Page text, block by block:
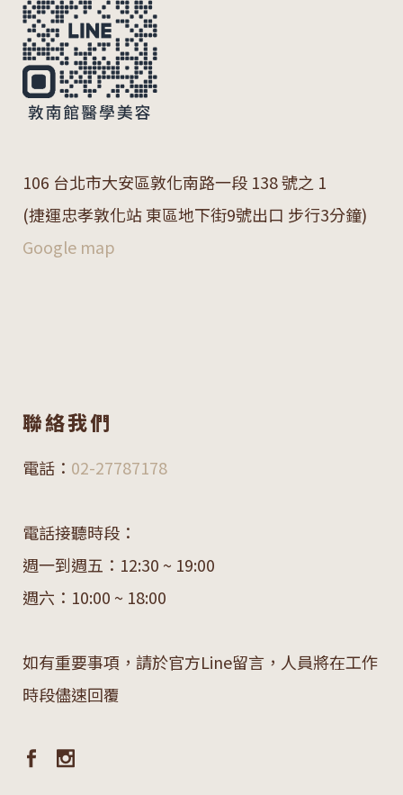
106 台北市大安區敦化南路一段 138 號之 1
(捷運忠孝敦化站 東區地下街9號出口 步行3分鐘)
Google map
聯絡我們
電話： 02-27787178
電話接聽時段：
週一到週五：12:30 ~ 19:00
週六：10:00 ~ 18:00
如有重要事項，請於官方Line留言，人員將在工作
時段儘速回覆